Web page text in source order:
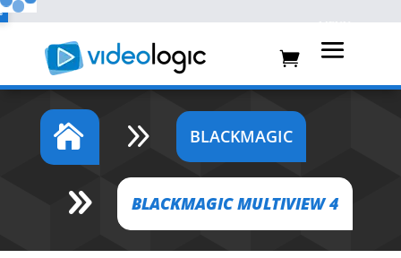
 9 BLACKMAGIC
9 BLACKMAGIC MULTIVIEW 4